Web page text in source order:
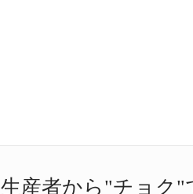
生産者から"チョク"